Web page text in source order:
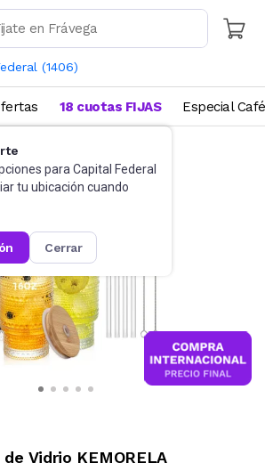
(1406)
para Capital Federal
tu ubicación cuando
cerrar
18 cuotas FIJAS Especial Café
Vidrio KEMORELA